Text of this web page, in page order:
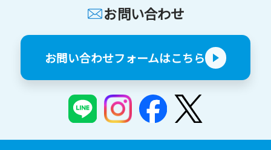
お問い合わせ
お問い合わせフォームはこちら